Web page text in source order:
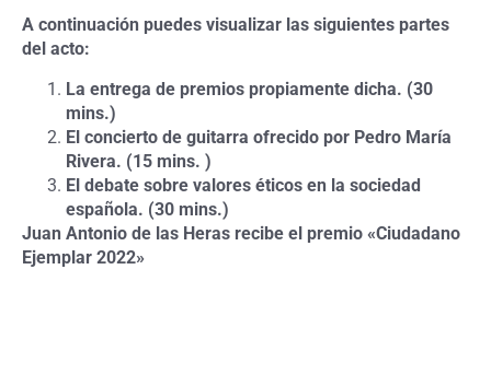
A continuación puedes visualizar las siguientes partes
del acto:
La entrega de premios propiamente dicha. (30
mins.)
El concierto de guitarra ofrecido por Pedro María
Rivera. (15 mins. )
El debate sobre valores éticos en la sociedad
española. (30 mins.)
Juan Antonio de las Heras recibe el premio «Ciudadano
Ejemplar 2022»